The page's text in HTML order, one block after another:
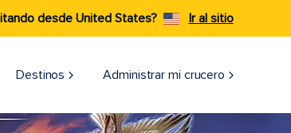
desde United States? Ir al sitio
Destinos Administrar mi crucero